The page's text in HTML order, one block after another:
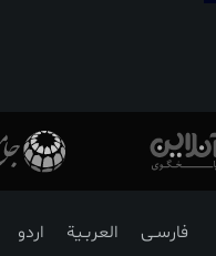
فارسـی العربـیة اردو